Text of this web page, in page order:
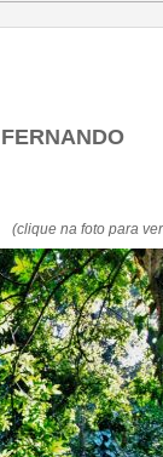
(clique na foto para